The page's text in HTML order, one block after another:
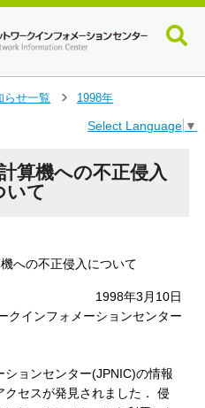
らせ一覧
1998年
Select Language ▼
算機への不正侵入
いて
への不正侵入について
1998年3月10日
クインフォメーションセンター
ョンセンター(JPNIC)の情報
セスが発見されました． 侵